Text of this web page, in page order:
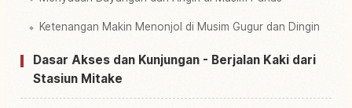
Ketenangan Makin Menonjol di Musim Gugur dan Dingin
Dasar Akses dan Kunjungan - Berjalan Kaki dari
Stasiun Mitake